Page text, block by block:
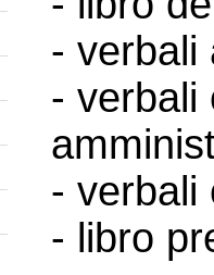
- verbali
- verbali
- verbali
- libro